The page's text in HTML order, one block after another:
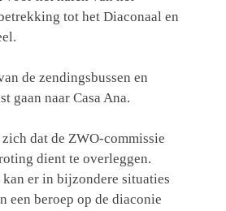
tot het Diaconaal en
de zendingsbussen en
gaan naar Casa Ana.
dat de ZWO-commissie
dient te overleggen.
er in bijzondere situaties
een beroep op de diaconie